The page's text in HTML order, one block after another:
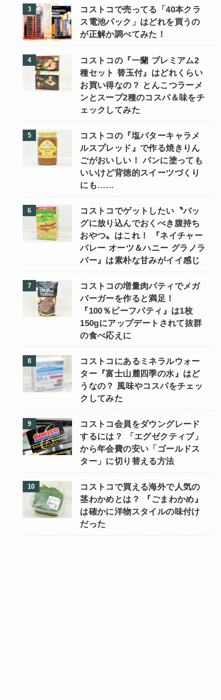
コストコで売ってる「40本クラ
ス電池パック」はどれを買うの
が正解か調べてみた！
コストコの『一蘭 プレミアム2
種セット 替玉付』はどれくらい
お買い得なの？ とんこつラーメ
ンとスープ2種のコスパ＆味をチ
ェックしてみた
コストコの『塩バターキャラメ
ルスプレッド』で作る焼きりん
ごがおいしい！ パンに塗っても
いいけど背徳的スイーツづくり
にも……
コストコでゲットしたい〝バッ
グに放り込んでおくべき腹持ち
おやつ〟はこれ！ 『ネイチャー
バレー オーツ＆ハニー グラノラ
バー』は素朴な甘みがイイ感じ
コストコの増量肉パティでメガ
バーガーを作ると満足！
『100％ビーフパティ』は1枚
150gにアップデートされて抜群
の食べ応えに
コストコにあるミネラルウォー
ター『富士山麓四季の水』はど
うなの？ 風味やコスパをチェッ
クしてみた
コストコ会員をダウングレード
するには？ 「エグゼクティブ」
から年会費の安い「ゴールドス
ター」に切り替える方法
コストコで買える海外で人気の
茎わかめとは？ 『ごまわかめ』
は確かに洋物スタイルの味付け
だった